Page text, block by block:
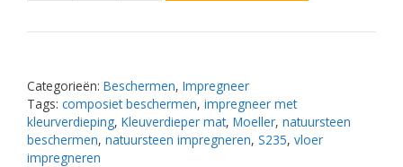
S235
Mat
aantal
Categorieën: Beschermen, Impregneer
Tags: composiet beschermen, impregneer met
kleurverdieping, Kleuverdieper mat, Moeller, natuursteen
beschermen, natuursteen impregneren, S235, vloer
impregneren